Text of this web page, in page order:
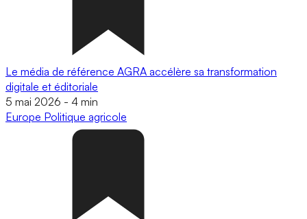
Le média de référence AGRA accélère sa transformation
digitale et éditoriale
5 mai 2026 - 4 min
Europe Politique agricole